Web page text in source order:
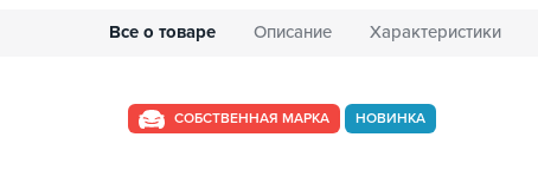
Все о товаре Описание Характеристики
СОБСТВЕННАЯ МАРКА НОВИНКА